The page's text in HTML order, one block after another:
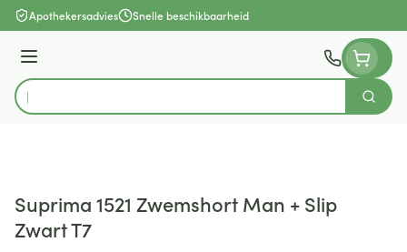
Ga naar de inhoud
Apothekersadvies Snelle beschikbaarheid
Menu
Product, merk, categorie...
Zoek
Suprima 1521 Zwemshort Man + Slip
Zwart T7